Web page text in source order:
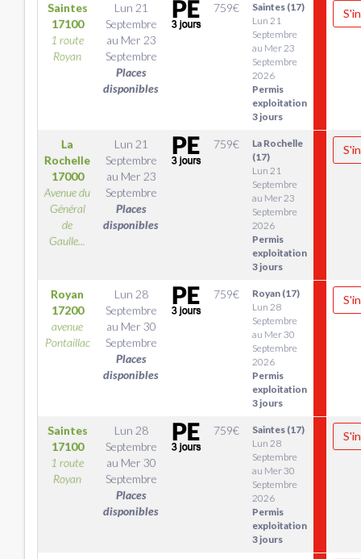
Saintes
17100
1 route
Royan
Lun 21
Septembre
au Mer 23
Septembre
Places
disponibles
759€
Saintes (17)
Lun 21
Septembre
au Mer 23
Septembre
2026
Permis
exploitation
3 jours
La
Rochelle
17000
Avenue du
Général
de
Gaulle...
Lun 21
Septembre
au Mer 23
Septembre
Places
disponibles
759€
La Rochelle
(17)
Lun 21
Septembre
au Mer 23
Septembre
2026
Permis
exploitation
3 jours
Royan
17200
avenue
Pontaillac
Lun 28
Septembre
au Mer 30
Septembre
Places
disponibles
759€
Royan (17)
Lun 28
Septembre
au Mer 30
Septembre
2026
Permis
exploitation
3 jours
Saintes
17100
1 route
Royan
Lun 28
Septembre
au Mer 30
Septembre
Places
disponibles
759€
Saintes (17)
Lun 28
Septembre
au Mer 30
Septembre
2026
Permis
exploitation
3 jours